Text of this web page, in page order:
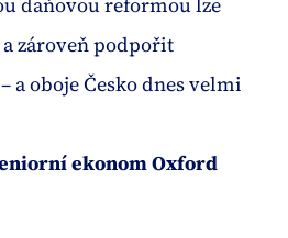
zároveň podpořit
a oboje Česko dnes velmi
ekonom Oxford